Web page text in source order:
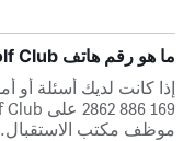
ما هو رقم هاتف Dalziel Park Hotel & Golf Club؟
موظف مكتب الاستقبال.